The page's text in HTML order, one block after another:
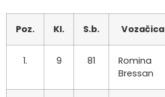
Poz.
Kl. S.b. Vozačica
1. 9 81
Romina
Bressan